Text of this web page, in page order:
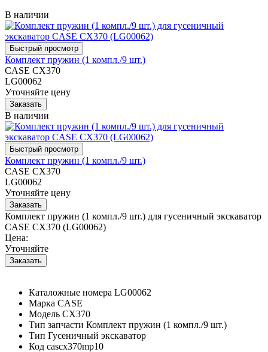
В наличии
Комплект пружин (1 компл./9 шт.)
CASE CX370
LG00062
Уточняйте цену
В наличии
Комплект пружин (1 компл./9 шт.)
CASE CX370
LG00062
Уточняйте цену
Комплект пружин (1 компл./9 шт.) для гусеничный экскаватор
CASE CX370 (LG00062)
Цена:
Уточняйте
Каталожные номера LG00062
Марка CASE
Модель CX370
Тип запчасти Комплект пружин (1 компл./9 шт.)
Тип Гусеничный экскаватор
Код cascx370mp10